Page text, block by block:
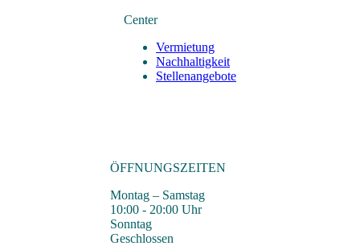
Center
Vermietung
Nachhaltigkeit
Stellenangebote
ÖFFNUNGSZEITEN
Montag – Samstag
10:00 - 20:00 Uhr
Sonntag
Geschlossen